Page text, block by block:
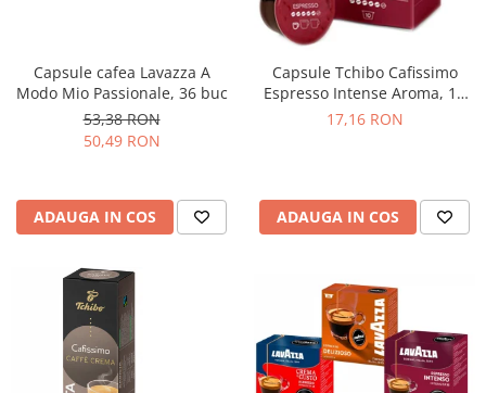
Capsule cafea Lavazza A
Modo Mio Passionale, 36 buc
53,38 RON
50,49 RON
ADAUGA IN COS
Capsule Tchibo Cafissimo
Espresso Intense Aroma, 10
buc
17,16 RON
ADAUGA IN COS